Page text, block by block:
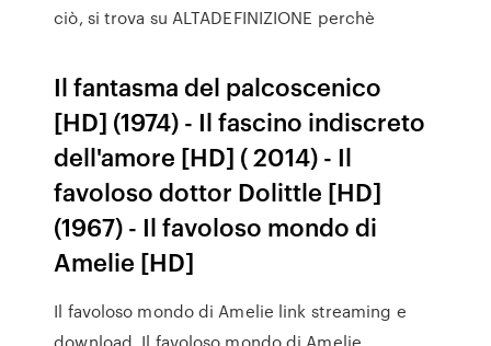
ciò, si trova su ALTADEFINIZIONE perchè
Il fantasma del palcoscenico
[HD] (1974) - Il fascino indiscreto
dell'amore [HD] ( 2014) - Il
favoloso dottor Dolittle [HD]
(1967) - Il favoloso mondo di
Amelie [HD]
Il favoloso mondo di Amelie link streaming e
download. Il favoloso mondo di Amelie